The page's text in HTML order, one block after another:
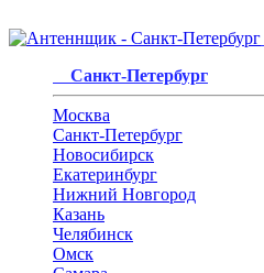
Санкт-Петербург
Москва
Санкт-Петербург
Новосибирск
Екатеринбург
Нижний Новгород
Казань
Челябинск
Омск